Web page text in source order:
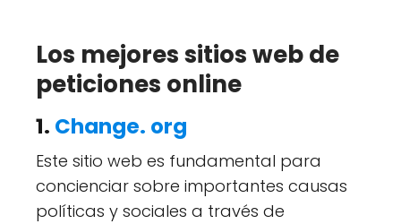
Los mejores sitios web de
peticiones online
1. Change. org
Este sitio web es fundamental para
concienciar sobre importantes causas
políticas y sociales a través de